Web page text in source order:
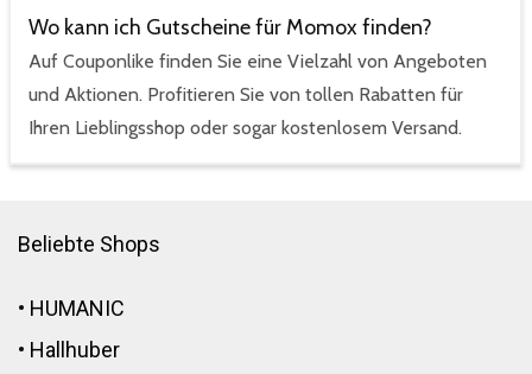
Wo kann ich Gutscheine für Momox finden?
Auf Couponlike finden Sie eine Vielzahl von Angeboten
und Aktionen. Profitieren Sie von tollen Rabatten für
Ihren Lieblingsshop oder sogar kostenlosem Versand.
Beliebte Shops
• HUMANIC
• Hallhuber